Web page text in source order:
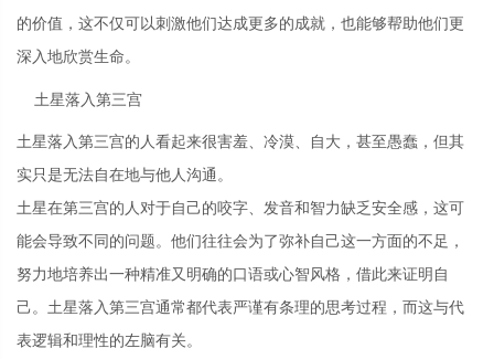
的价值，这不仅可以刺激他们达成更多的成就，也能够帮助他们更
深入地欣赏生命。
土星落入第三宫
土星落入第三宫的人看起来很害羞、冷漠、自大，甚至愚蠢，但其
实只是无法自在地与他人沟通。
土星在第三宫的人对于自己的咬字、发音和智力缺乏安全感，这可
能会导致不同的问题。他们往往会为了弥补自己这一方面的不足，
努力地培养出一种精准又明确的口语或心智风格，借此来证明自
己。土星落入第三宫通常都代表严谨有条理的思考过程，而这与代
表逻辑和理性的左脑有关。